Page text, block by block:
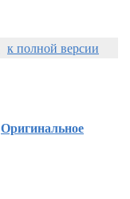
к полной версии
Оригинальное